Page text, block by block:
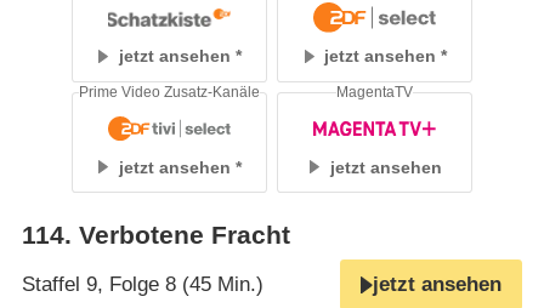
jetzt ansehen jetzt ansehen
jetzt ansehen
Prime Video Zusatz-Kanäle
jetzt ansehen
MagentaTV
114. Verbotene Fracht
Staffel 9, Folge 8 (45 Min.) jetzt ansehen